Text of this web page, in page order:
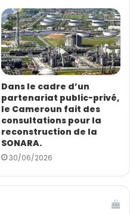
Dans le cadre d’un
partenariat public-privé,
le Cameroun fait des
consultations pour la
reconstruction de la
SONARA.
30/06/2026